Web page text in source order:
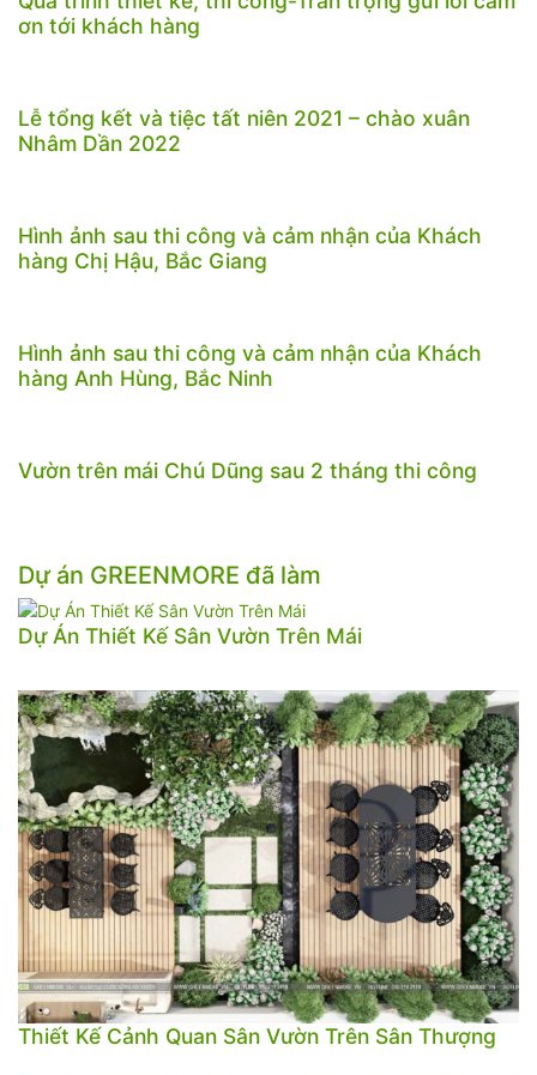
ơn tới khách hàng
Lễ tổng kết và tiệc tất niên 2021 – chào xuân
Nhâm Dần 2022
Hình ảnh sau thi công và cảm nhận của Khách
hàng Chị Hậu, Bắc Giang
Hình ảnh sau thi công và cảm nhận của Khách
hàng Anh Hùng, Bắc Ninh
Vườn trên mái Chú Dũng sau 2 tháng thi công
Dự án GREENMORE đã làm
Dự Án Thiết Kế Sân Vườn Trên Mái
Thiết Kế Cảnh Quan Sân Vườn Trên Sân Thượng